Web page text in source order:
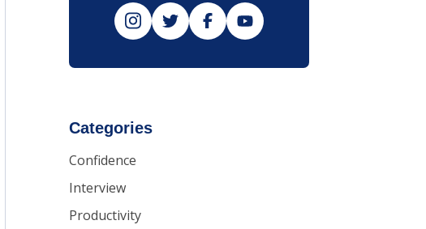
Categories
Confidence
Interview
Productivity